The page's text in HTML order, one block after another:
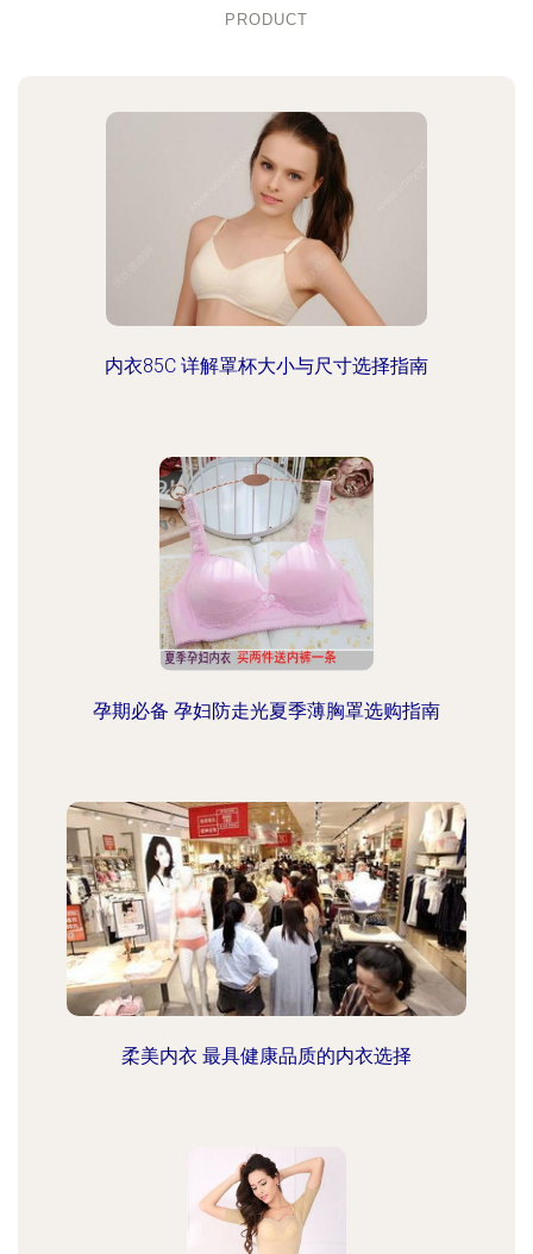
PRODUCT
内衣85C 详解罩杯大小与尺寸选择指南
孕期必备 孕妇防走光夏季薄胸罩选购指南
柔美内衣 最具健康品质的内衣选择